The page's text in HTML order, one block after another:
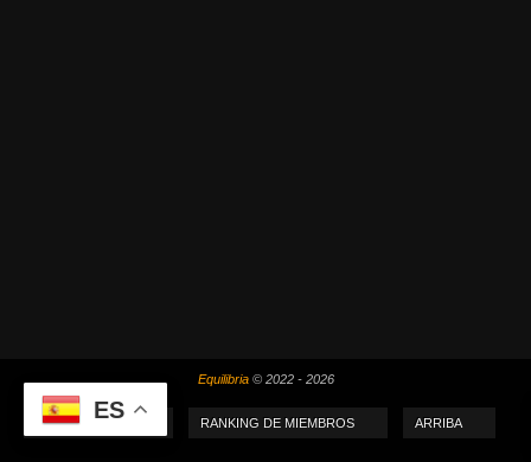
Equilibria© 2022 - 2026
MI PUNTUACIÓN RANKING DE MIEMBROS ARRIBA
ES